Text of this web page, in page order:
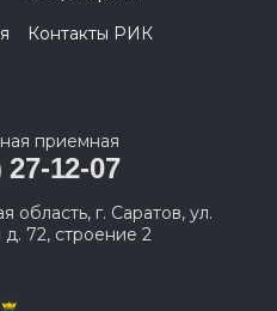
Контакты РИК
приемная
27-12-07
область, г. Саратов, ул.
72, строение 2